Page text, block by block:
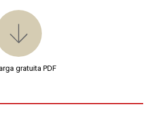
gratuita PDF